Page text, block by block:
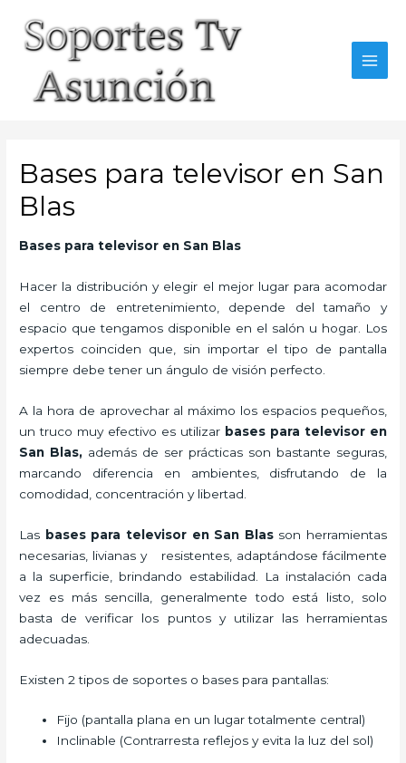
content
Bases para televisor en San
Blas
Bases para televisor en San Blas
Hacer la distribución y elegir el mejor lugar para acomodar
el centro de entretenimiento, depende del tamaño y
espacio que tengamos disponible en el salón u hogar. Los
expertos coinciden que, sin importar el tipo de pantalla
siempre debe tener un ángulo de visión perfecto.
A la hora de aprovechar al máximo los espacios pequeños,
un truco muy efectivo es utilizar bases para televisor en
San Blas, además de ser prácticas son bastante seguras,
marcando diferencia en ambientes, disfrutando de la
comodidad, concentración y libertad.
Las bases para televisor en San Blas son herramientas
necesarias, livianas y resistentes, adaptándose fácilmente
a la superficie, brindando estabilidad. La instalación cada
vez es más sencilla, generalmente todo está listo, solo
basta de verificar los puntos y utilizar las herramientas
adecuadas.
Existen 2 tipos de soportes o bases para pantallas:
Fijo (pantalla plana en un lugar totalmente central)
Inclinable (Contrarresta reflejos y evita la luz del sol)